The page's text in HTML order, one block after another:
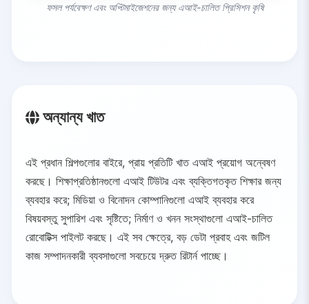
ফসল পর্যবেক্ষণ এবং অপ্টিমাইজেশনের জন্য এআই-চালিত প্রিসিশন কৃষি
অন্যান্য খাত
এই প্রধান শিল্পগুলোর বাইরে, প্রায় প্রতিটি খাত এআই প্রয়োগ অন্বেষণ
করছে। শিক্ষাপ্রতিষ্ঠানগুলো এআই টিউটর এবং ব্যক্তিগতকৃত শিক্ষার জন্য
ব্যবহার করে; মিডিয়া ও বিনোদন কোম্পানিগুলো এআই ব্যবহার করে
বিষয়বস্তু সুপারিশ এবং সৃষ্টিতে; নির্মাণ ও খনন সংস্থাগুলো এআই-চালিত
রোবোটিক্স পাইলট করছে। এই সব ক্ষেত্রে, বড় ডেটা প্রবাহ এবং জটিল
কাজ সম্পাদনকারী ব্যবসাগুলো সবচেয়ে দ্রুত রিটার্ন পাচ্ছে।